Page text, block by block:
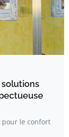
pour le confort